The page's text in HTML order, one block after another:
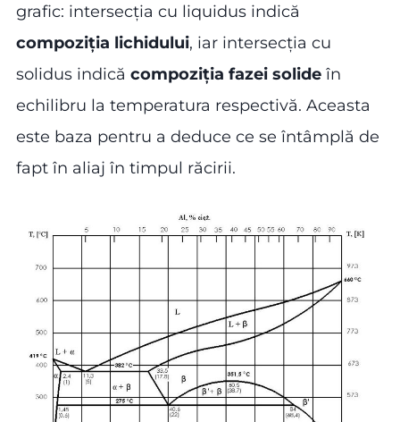
grafic: intersecția cu liquidus indică
compoziția lichidului, iar intersecția cu
solidus indică compoziția fazei solide în
echilibru la temperatura respectivă. Aceasta
este baza pentru a deduce ce se întâmplă de
fapt în aliaj în timpul răcirii.